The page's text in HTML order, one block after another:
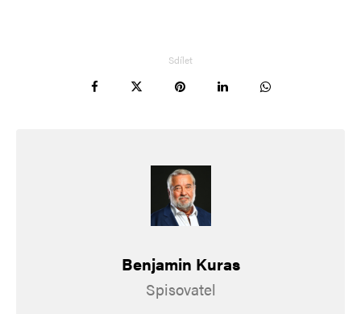
Vaše e-mailová adresa nebude zveřejněna.
Sdílet
Benjamin Kuras
Spisovatel